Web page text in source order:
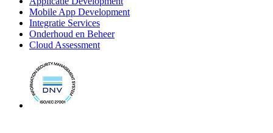
Mobile App Development
Integratie Services
Onderhoud en Beheer
Cloud Assessment